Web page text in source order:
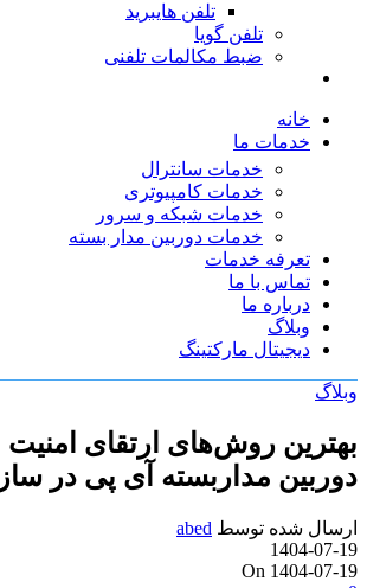
تلفن هایبرید
تلفن گویا
ضبط مکالمات تلفنی
خانه
خدمات ما
خدمات سانترال
خدمات کامپیوتری
خدمات شبکه و سرور
خدمات دوربین مدار بسته
تعرفه خدمات
تماس با ما
درباره ما
وبلاگ
دیجیتال مارکتینگ
وبلاگ
بهترین روش‌های ارتقای
دوربین مداربسته آی پی در
ارسال شده توسط abed
1404-07-19
On 1404-07-19